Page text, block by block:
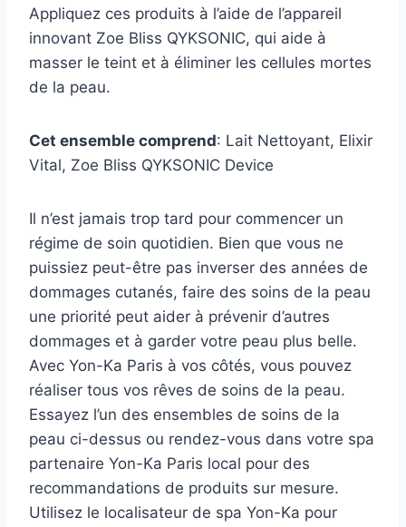
Appliquez ces produits à l’aide de l’appareil
innovant Zoe Bliss QYKSONIC, qui aide à
masser le teint et à éliminer les cellules mortes
de la peau.
Cet ensemble comprend: Lait Nettoyant, Elixir
Vital, Zoe Bliss QYKSONIC Device
Il n’est jamais trop tard pour commencer un
régime de soin quotidien. Bien que vous ne
puissiez peut-être pas inverser des années de
dommages cutanés, faire des soins de la peau
une priorité peut aider à prévenir d’autres
dommages et à garder votre peau plus belle.
Avec Yon-Ka Paris à vos côtés, vous pouvez
réaliser tous vos rêves de soins de la peau.
Essayez l’un des ensembles de soins de la
peau ci-dessus ou rendez-vous dans votre spa
partenaire Yon-Ka Paris local pour des
recommandations de produits sur mesure.
Utilisez le localisateur de spa Yon-Ka pour